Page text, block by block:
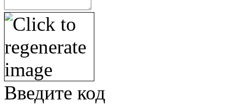
Введите код